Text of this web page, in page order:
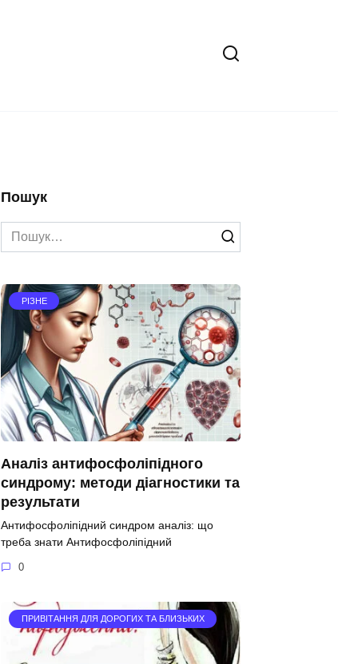
Пошук
Search
for:
РІЗНЕ
Аналіз антифосфоліпідного
синдрому: методи діагностики та
результати
Антифосфоліпідний синдром аналіз: що
треба знати Антифосфоліпідний
0
ПРИВІТАННЯ ДЛЯ ДОРОГИХ ТА БЛИЗЬКИХ